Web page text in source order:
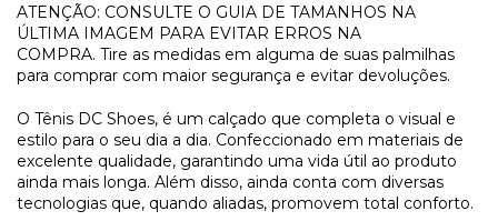
ATENÇÃO: CONSULTE O GUIA DE TAMANHOS NA
ÚLTIMA IMAGEM PARA EVITAR ERROS NA
COMPRA. Tire as medidas em alguma de suas palmilhas
para comprar com maior segurança e evitar devoluções.
O Tênis DC Shoes, é um calçado que completa o visual e
estilo para o seu dia a dia. Confeccionado em materiais de
excelente qualidade, garantindo uma vida útil ao produto
ainda mais longa. Além disso, ainda conta com diversas
tecnologias que, quando aliadas, promovem total conforto.